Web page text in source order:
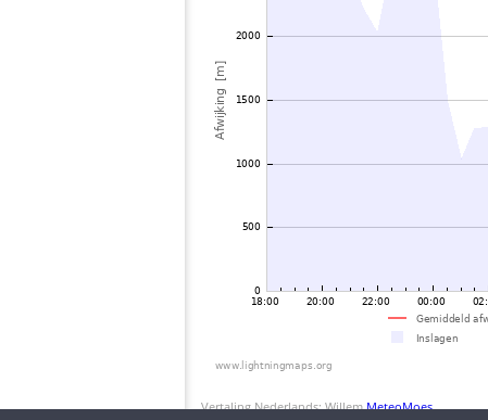
Vertaling Nederlands: WillemMeteoMoes